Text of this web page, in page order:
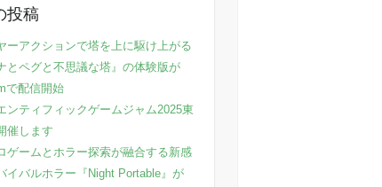
投稿
ーアクションで塔を上に駆け上がる
とペグと不思議な塔』の体験版が
で配信開始
ンティフィックゲームジャム2025東
催します
ゲームとホラー探索が融合する新感
イバルホラー『Night Portable』が